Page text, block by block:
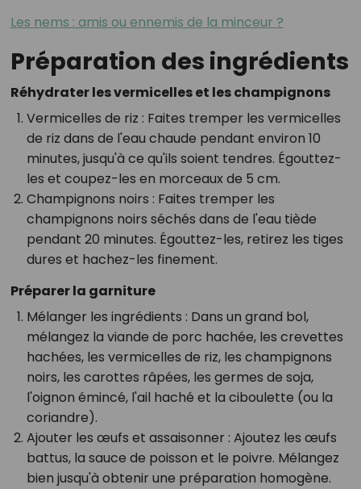
Les nems : amis ou ennemis de la minceur ?
Préparation des ingrédients
Réhydrater les vermicelles et les champignons
Vermicelles de riz : Faites tremper les vermicelles
de riz dans de l'eau chaude pendant environ 10
minutes, jusqu'à ce qu'ils soient tendres. Égouttez-
les et coupez-les en morceaux de 5 cm.
Champignons noirs : Faites tremper les
champignons noirs séchés dans de l'eau tiède
pendant 20 minutes. Égouttez-les, retirez les tiges
dures et hachez-les finement.
Préparer la garniture
Mélanger les ingrédients : Dans un grand bol,
mélangez la viande de porc hachée, les crevettes
hachées, les vermicelles de riz, les champignons
noirs, les carottes râpées, les germes de soja,
l'oignon émincé, l'ail haché et la ciboulette (ou la
coriandre).
Ajouter les œufs et assaisonner : Ajoutez les œufs
battus, la sauce de poisson et le poivre. Mélangez
bien jusqu'à obtenir une préparation homogène.